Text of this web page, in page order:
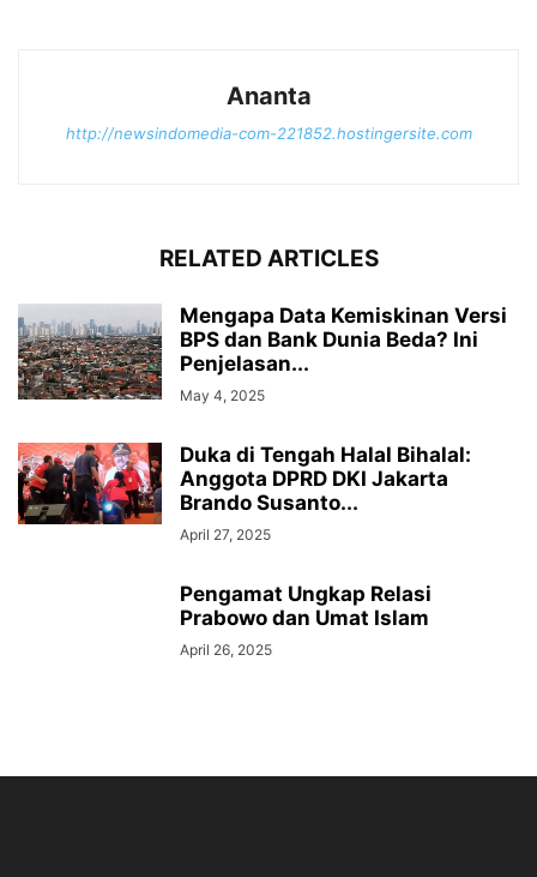
Ananta
http://newsindomedia-com-221852.hostingersite.com
RELATED ARTICLES
Mengapa Data Kemiskinan Versi
BPS dan Bank Dunia Beda? Ini
Penjelasan...
May 4, 2025
Duka di Tengah Halal Bihalal:
Anggota DPRD DKI Jakarta
Brando Susanto...
April 27, 2025
Pengamat Ungkap Relasi
Prabowo dan Umat Islam
April 26, 2025